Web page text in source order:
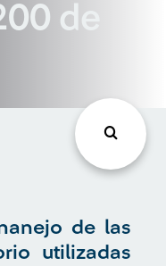
de
de las
utilizadas